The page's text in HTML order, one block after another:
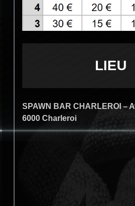
LIEU
SPAWN BAR CHARLEROI –
6000 Charleroi